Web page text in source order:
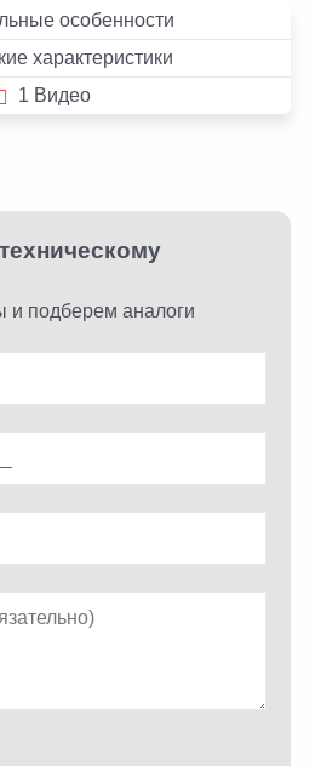
особенности
характеристики
1 Видео
и подберем аналоги